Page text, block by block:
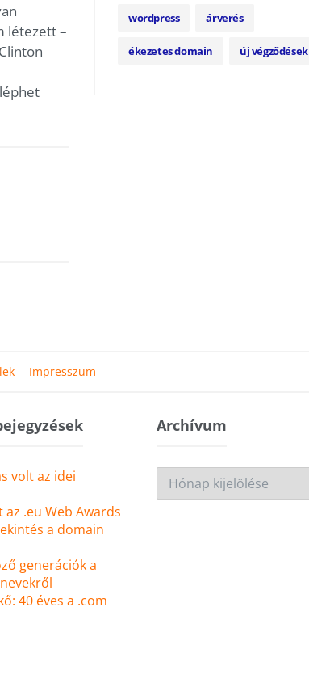
létezett –
wordpress árverés
ékezetes domain új végződések
Impresszum
volt az idei
az .eu Web Awards
a domain
generációk a
40 éves a .com
ArchívumArchívum